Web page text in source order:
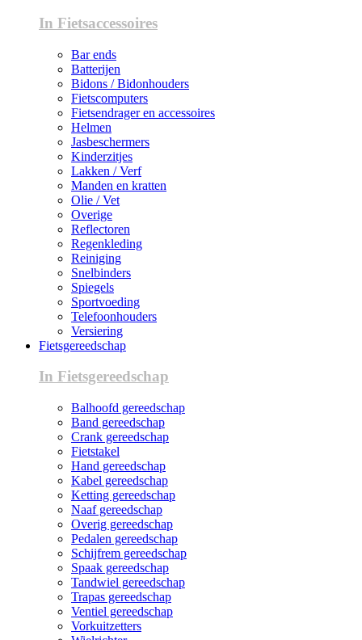
In Fietsaccessoires
Bar ends
Batterijen
Bidons / Bidonhouders
Fietscomputers
Fietsendrager en accessoires
Helmen
Jasbeschermers
Kinderzitjes
Lakken / Verf
Manden en kratten
Olie / Vet
Overige
Reflectoren
Regenkleding
Reiniging
Snelbinders
Spiegels
Sportvoeding
Telefoonhouders
Versiering
Fietsgereedschap
In Fietsgereedschap
Balhoofd gereedschap
Band gereedschap
Crank gereedschap
Fietstakel
Hand gereedschap
Kabel gereedschap
Ketting gereedschap
Naaf gereedschap
Overig gereedschap
Pedalen gereedschap
Schijfrem gereedschap
Spaak gereedschap
Tandwiel gereedschap
Trapas gereedschap
Ventiel gereedschap
Vorkuitzetters